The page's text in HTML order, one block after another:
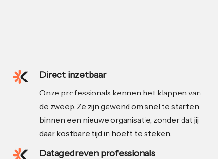
Direct inzetbaar
Onze professionals kennen het klappen van
de zweep. Ze zijn gewend om snel te starten
binnen een nieuwe organisatie, zonder dat jij
daar kostbare tijd in hoeft te steken.
Datagedreven professionals